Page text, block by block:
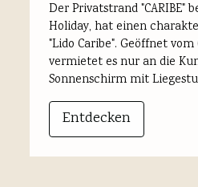
Der Privatstrand "CARIBE"
Holiday, hat einen
"Lido Caribe". Geöffnet vom
vermietet es nur an die
Sonnenschirm mit
Entdecken